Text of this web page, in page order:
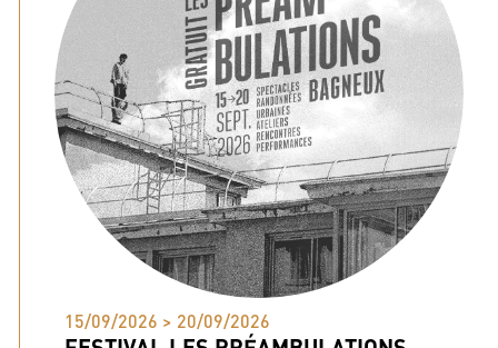
15/09/2026 > 20/09/2026